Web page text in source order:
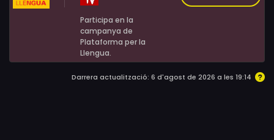
Participa en la
campanya de
Plataforma per la
Llengua.
Darrera actualització: 6 d'agost de 2026 a les 19:14